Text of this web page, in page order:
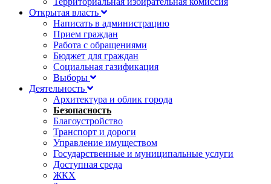
Открытая власть
Написать в администрацию
Прием граждан
Работа с обращениями
Бюджет для граждан
Социальная газификация
Выборы
Деятельность
Архитектура и облик города
Безопасность
Благоустройство
Транспорт и дороги
Управление имуществом
Государственные и муниципальные услуги
Доступная среда
ЖКХ